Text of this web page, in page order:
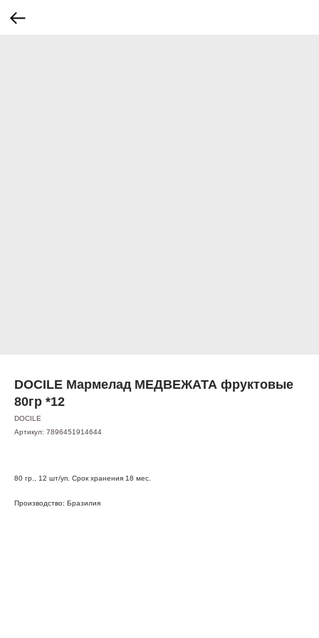
DOCILE Мармелад МЕДВЕЖАТА фруктовые
80гр *12
DOCILE
Артикул: 7896451914644
80 гр., 12 шт/уп. Срок хранения 18 мес.
Производство: Бразилия